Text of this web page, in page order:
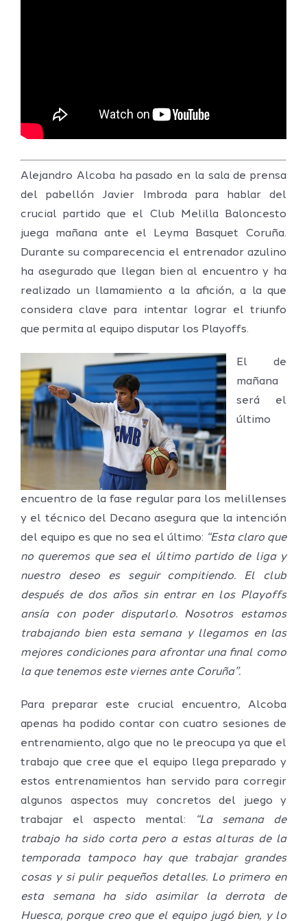
Alejandro Alcoba ha pasado en la sala de prensa
del pabellón Javier Imbroda para hablar del
crucial partido que el Club Melilla Baloncesto
juega mañana ante el Leyma Basquet Coruña.
Durante su comparecencia el entrenador azulino
ha asegurado que llegan bien al encuentro y ha
realizado un llamamiento a la afición, a la que
considera clave para intentar lograr el triunfo
que permita al equipo disputar los Playoffs.
El de
mañana
será el
último
encuentro de la fase regular para los melillenses
y el técnico del Decano asegura que la intención
del equipo es que no sea el último: “Esta claro que
no queremos que sea el último partido de liga y
nuestro deseo es seguir compitiendo. El club
después de dos años sin entrar en los Playoffs
ansía con poder disputarlo. Nosotros estamos
trabajando bien esta semana y llegamos en las
mejores condiciones para afrontar una final como
la que tenemos este viernes ante Coruña”.
Para preparar este crucial encuentro, Alcoba
apenas ha podido contar con cuatro sesiones de
entrenamiento, algo que no le preocupa ya que el
trabajo que cree que el equipo llega preparado y
estos entrenamientos han servido para corregir
algunos aspectos muy concretos del juego y
trabajar el aspecto mental:
“La semana de
trabajo ha sido corta pero a estas alturas de la
temporada tampoco hay que trabajar grandes
cosas y si pulir pequeños detalles. Lo primero en
esta semana ha sido asimilar la derrota de
Huesca, porque creo que el equipo jugó bien, y lo